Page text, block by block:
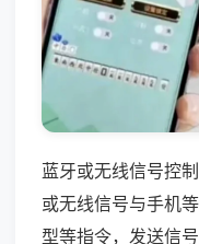
蓝牙或无线信号控
或无线信号与手机
型等指令，发送信